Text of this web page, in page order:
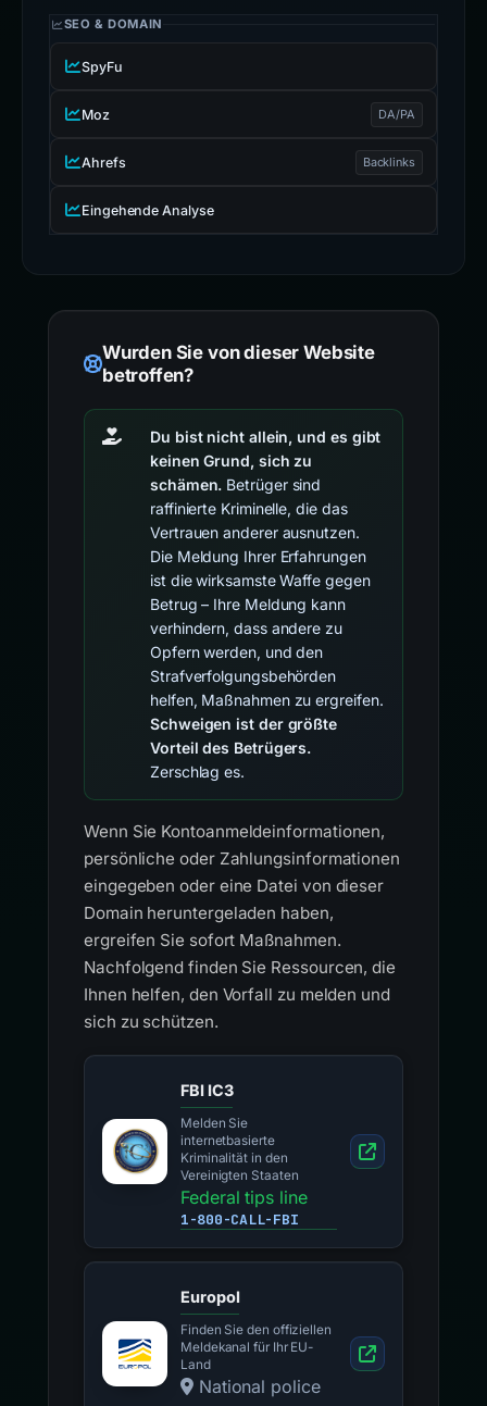
SEO & DOMAIN
SpyFu
Moz DA/PA
Ahrefs Backlinks
Eingehende Analyse
Wurden Sie von dieser Website
betroffen?
Du bist nicht allein, und es gibt
keinen Grund, sich zu
schämen. Betrüger sind
raffinierte Kriminelle, die das
Vertrauen anderer ausnutzen.
Die Meldung Ihrer Erfahrungen
ist die wirksamste Waffe gegen
Betrug – Ihre Meldung kann
verhindern, dass andere zu
Opfern werden, und den
Strafverfolgungsbehörden
helfen, Maßnahmen zu ergreifen.
Schweigen ist der größte
Vorteil des Betrügers.
Zerschlag es.
Wenn Sie Kontoanmeldeinformationen,
persönliche oder Zahlungsinformationen
eingegeben oder eine Datei von dieser
Domain heruntergeladen haben,
ergreifen Sie sofort Maßnahmen.
Nachfolgend finden Sie Ressourcen, die
Ihnen helfen, den Vorfall zu melden und
sich zu schützen.
FBI IC3
Melden Sie
internetbasierte
Kriminalität in den
Vereinigten Staaten
Federal tips line
1-800-CALL-FBI
Europol
Finden Sie den offiziellen
Meldekanal für Ihr EU-
Land
National police